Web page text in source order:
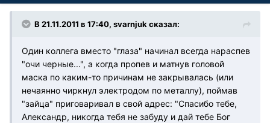
В 21.11.2011 в 17:40, svarnjuk сказал:
Один коллега вместо "глаза" начинал всегда нараспев
"очи черные...", а когда пропев и матнув головой
маска по каким-то причинам не закрывалась (или
нечаянно чиркнул электродом по металлу), поймав
"зайца" приговаривал в свой адрес: "Спасибо тебе,
Александр, никогда тебя не забуду и дай тебе Бог